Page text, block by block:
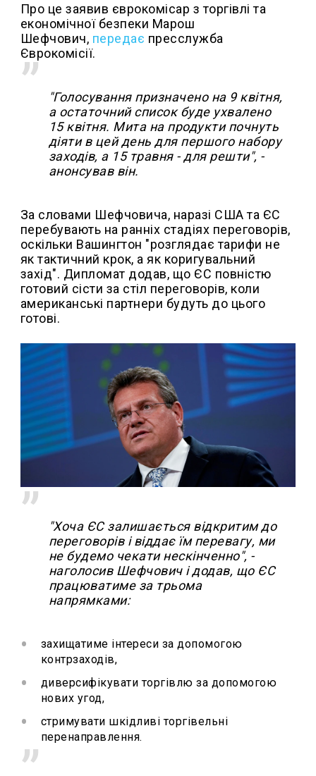
Про це заявив єврокомісар з торгівлі та
економічної безпеки Марош
Шефчович, передає пресслужба
Єврокомісії.
"Голосування призначено на 9 квітня,
а остаточний список буде ухвалено
15 квітня. Мита на продукти почнуть
діяти в цей день для першого набору
заходів, а 15 травня - для решти", -
анонсував він.
За словами Шефчовича, наразі США та ЄС
перебувають на ранніх стадіях переговорів,
оскільки Вашингтон "розглядає тарифи не
як тактичний крок, а як коригувальний
захід". Дипломат додав, що ЄС повністю
готовий сісти за стіл переговорів, коли
американські партнери будуть до цього
готові.
"Хоча ЄС залишається відкритим до
переговорів і віддає їм перевагу, ми
не будемо чекати нескінченно", -
наголосив Шефчович і додав, що ЄС
працюватиме за трьома
напрямками:
захищатиме інтереси за допомогою
контрзаходів,
диверсифікувати торгівлю за допомогою
нових угод,
стримувати шкідливі торгівельні
перенаправлення.